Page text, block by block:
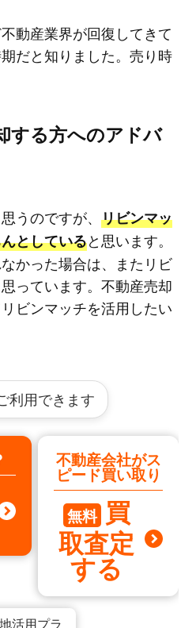
動産業界が回復してきて
だと知りました。売り時
する方へのアドバ
うのですが、 リビンマッ
としていると思います。
かった場合は、またリビ
っています。不動産売却
ビンマッチを活用したい
利用できます
不動産会社がス
ピード買い取り
無料 買
取査定
する
活用プラ